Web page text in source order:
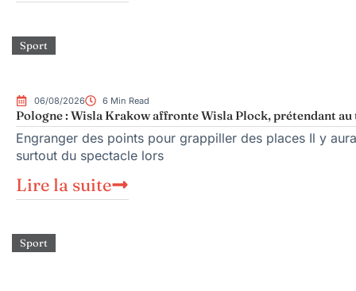
Sport
06/08/2026 6 Min Read
Pologne : Wisla Krakow affronte Wisla Plock, prétendant
Engranger des points pour grappiller des places Il y
surtout du spectacle lors
Lire la suite
Sport